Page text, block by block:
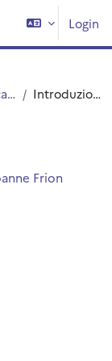
Login
Mention MEEF Encadrement éducatif Introduzione
Frion